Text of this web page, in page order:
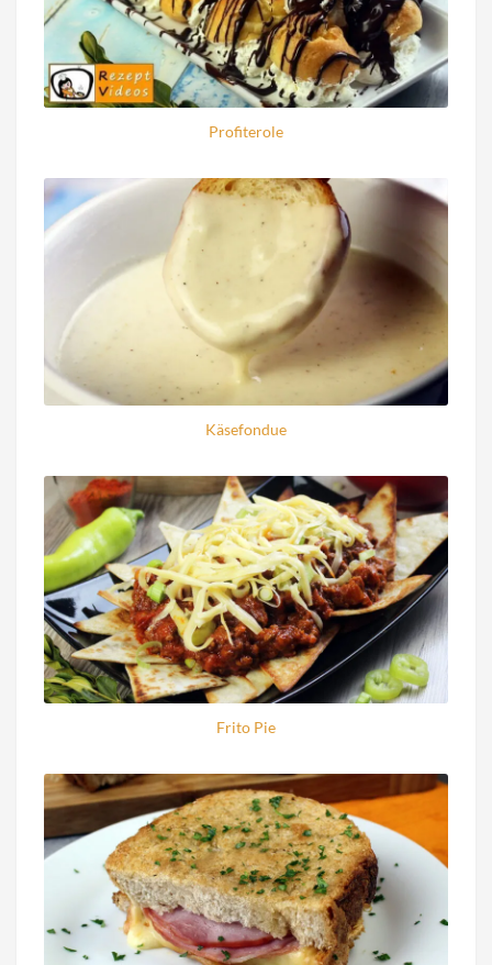
Profiterole
Käsefondue
Frito Pie